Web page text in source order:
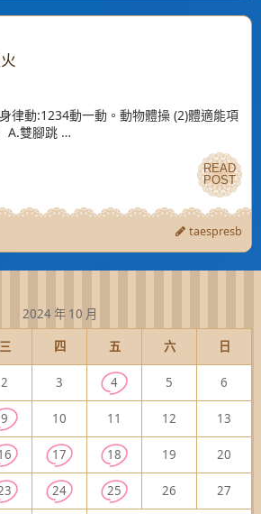
律動:1234動一動。動物體操 (2)體適能項
A.雙腳跳 …
READ
POST
READ
POST
taespresb
2024 年 10 月
三 四 五 六 日
2 3 4 5 6
9 10 11 12 13
17 18 19 20
24 25 26 27